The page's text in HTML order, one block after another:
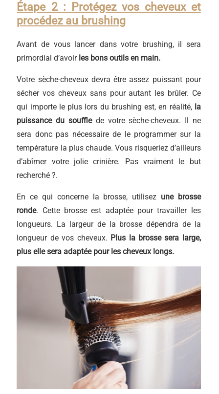
Étape 2 : Protégez vos cheveux et
procédez au brushing
Avant de vous lancer dans votre brushing, il sera
primordial d’avoir les bons outils en main.
Votre sèche-cheveux devra être assez puissant pour
sécher vos cheveux sans pour autant les brûler. Ce
qui importe le plus lors du brushing est, en réalité, la
puissance du soufflede votre sèche-cheveux. Il ne
sera donc pas nécessaire de le programmer sur la
température la plus chaude. Vous risqueriez d’ailleurs
d’abîmer votre jolie crinière. Pas vraiment le but
recherché ?.
En ce qui concerne la brosse, utilisez une brosse
ronde. Cette brosse est adaptée pour travailler les
longueurs. La largeur de la brosse dépendra de la
longueur de vos cheveux. Plus la brosse sera large,
plus elle sera adaptée pour les cheveux longs.